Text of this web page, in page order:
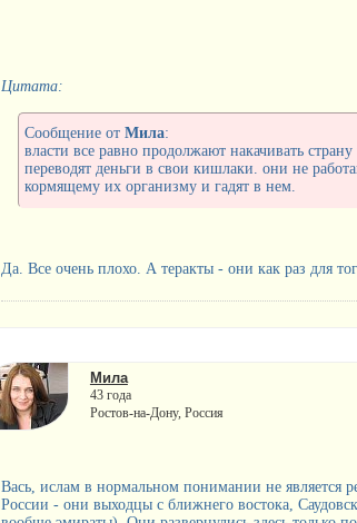
Цитата:
Сообщение от Мила:
власти все равно продолжают накачивать
переводят деньги в свои кишлаки. они не
кормящему их организму и гадят в нем.
Да. Все очень плохо. А теракты - они как раз для
Мила
43 года
Ростов-на-Дону, Россия
Вась, ислам в нормальном понимании не является
России - они выходцы с ближнего востока,